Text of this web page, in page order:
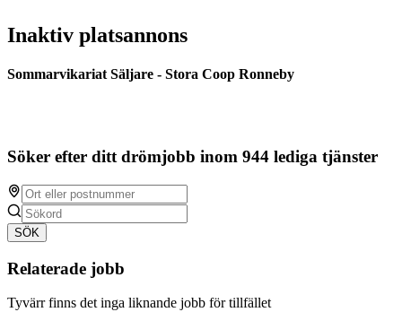
Inaktiv platsannons
Sommarvikariat Säljare - Stora Coop Ronneby
Söker efter ditt drömjobb inom 944 lediga tjänster
SÖK
Relaterade jobb
Tyvärr finns det inga liknande jobb för tillfället